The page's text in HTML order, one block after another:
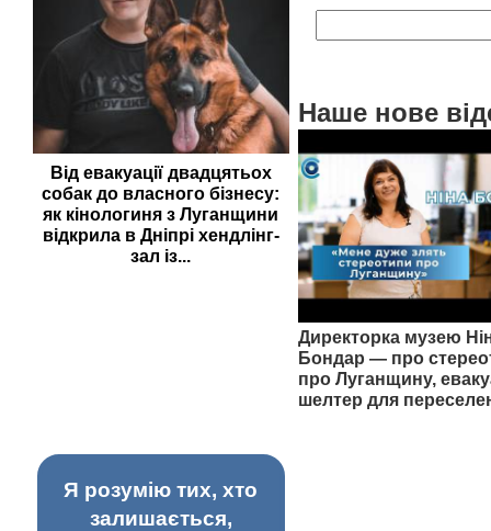
Від евакуації двадцятьох
собак до власного бізнесу:
як кінологиня з Луганщини
відкрила в Дніпрі хендлінг-
зал із...
Наше нове
Директорка музею
Бондар — про
про Луганщину,
шелтер для
Я розумію тих, хто
залишається,